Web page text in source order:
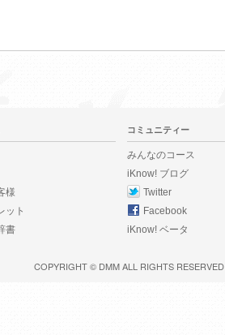
様
ット
書
コミュニティー
みんなのコース
iKnow! ブログ
Twitter
Facebook
iKnow! ベータ
COPYRIGHT © DMMALL RIGHTS RESERVED